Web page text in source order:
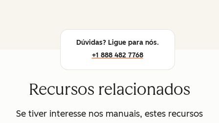
Dúvidas? Ligue para nós.
+1 888 482 7768
Recursos relacionados
Se tiver interesse nos manuais, estes recursos